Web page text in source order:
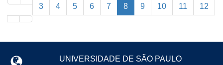
3 4 5 6 7 8 9 10 11 12
UNIVERSIDADE DE SÃO PAULO